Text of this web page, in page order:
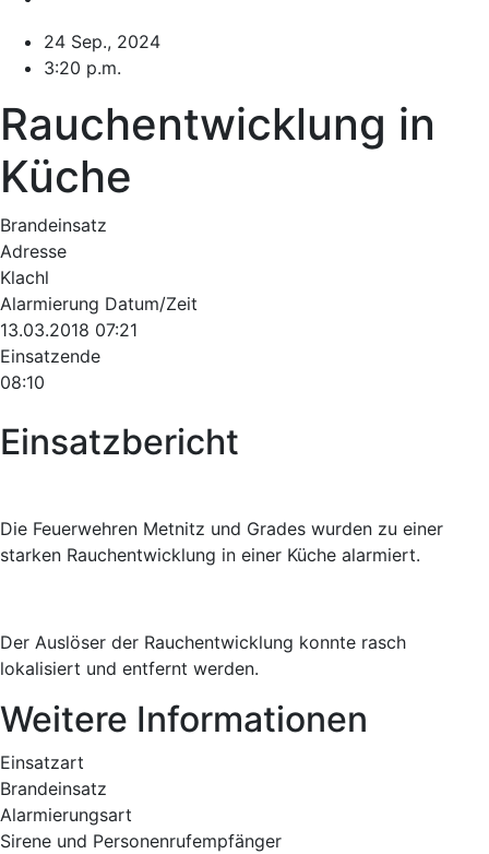
24 Sep., 2024
3:20 p.m.
Rauchentwicklung in
Küche
Brandeinsatz
Adresse
Klachl
Alarmierung Datum/Zeit
13.03.2018 07:21
Einsatzende
08:10
Einsatzbericht
Die Feuerwehren Metnitz und Grades wurden zu einer
starken Rauchentwicklung in einer Küche alarmiert.
Der Auslöser der Rauchentwicklung konnte rasch
lokalisiert und entfernt werden.
Weitere Informationen
Einsatzart
Brandeinsatz
Alarmierungsart
Sirene und Personenrufempfänger